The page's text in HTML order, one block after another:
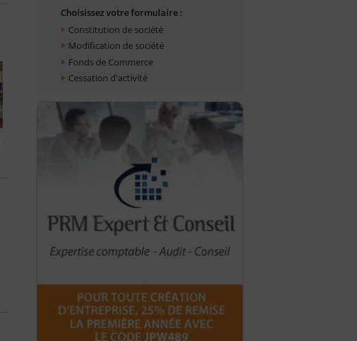
Choisissez votre formulaire :
Constitution de société
Modification de société
Fonds de Commerce
Cessation d'activité